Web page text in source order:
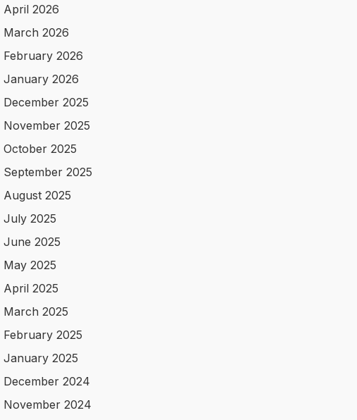
April 2026
March 2026
February 2026
January 2026
December 2025
November 2025
October 2025
September 2025
August 2025
July 2025
June 2025
May 2025
April 2025
March 2025
February 2025
January 2025
December 2024
November 2024